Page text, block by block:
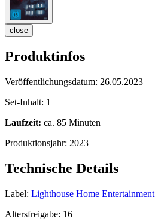
close
Produktinfos
Veröffentlichungsdatum: 26.05.2023
Set-Inhalt: 1
Laufzeit: ca. 85 Minuten
Produktionsjahr: 2023
Technische Details
Label: Lighthouse Home Entertainment
Altersfreigabe: 16